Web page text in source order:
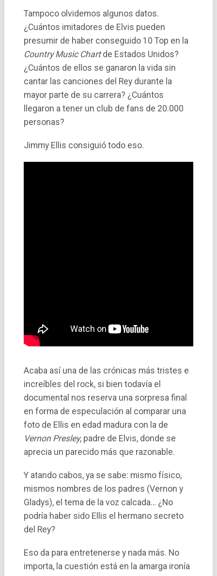
Tampoco olvidemos algunos datos.
¿Cuántos imitadores de Elvis pueden
presumir de haber conseguido 10 Top en la
Country Music Chartde Estados Unidos?
¿Cuántos de ellos se ganaron la vida sin
cantar las canciones del Rey durante la
mayor parte de su carrera? ¿Cuántos
llegaron a tener un club de fans de 20.000
personas?
Jimmy Ellis consiguió todo eso.
Acaba así­ una de las crónicas más tristes e
increí­bles del rock, si bien todaví­a el
documental nos reserva una sorpresa final
en forma de especulación al comparar una
foto de Ellis en edad madura con la de
Vernon Presley, padre de Elvis, donde se
aprecia un parecido más que razonable.
Y atando cabos, ya se sabe: mismo fí­sico,
mismos nombres de los padres (Vernon y
Gladys), el tema de la voz calcada… ¿No
podría haber sido Ellis el hermano secreto
del Rey?
Eso da para entretenerse y nada más. No
importa, la cuestión está en la amarga ironí­a